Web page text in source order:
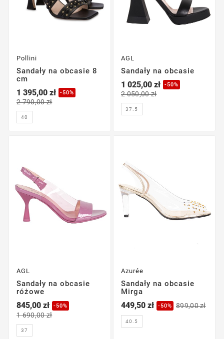
Pollini
Sandały na obcasie 8
cm
1 395,00 zł -50%
2 790,00 zł
40
AGL
Sandały na obcasie
1 025,00 zł -50%
2 050,00 zł
37.5
AGL
Sandały na obcasie
różowe
845,00 zł -50%
1 690,00 zł
37
Azurée
Sandały na obcasie
Mirga
449,50 zł -50% 899,00 zł
40.5